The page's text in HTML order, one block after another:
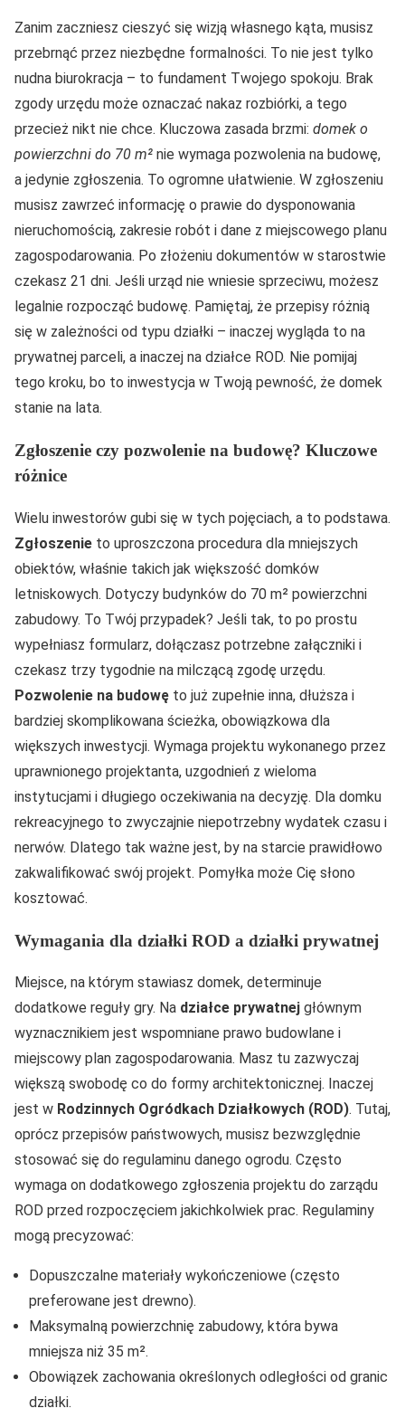
Zanim zaczniesz cieszyć się wizją własnego kąta, musisz
przebrnąć przez niezbędne formalności. To nie jest tylko
nudna biurokracja – to fundament Twojego spokoju. Brak
zgody urzędu może oznaczać nakaz rozbiórki, a tego
przecież nikt nie chce. Kluczowa zasada brzmi: domek o
powierzchni do 70 m² nie wymaga pozwolenia na budowę,
a jedynie zgłoszenia. To ogromne ułatwienie. W zgłoszeniu
musisz zawrzeć informację o prawie do dysponowania
nieruchomością, zakresie robót i dane z miejscowego planu
zagospodarowania. Po złożeniu dokumentów w starostwie
czekasz 21 dni. Jeśli urząd nie wniesie sprzeciwu, możesz
legalnie rozpocząć budowę. Pamiętaj, że przepisy różnią
się w zależności od typu działki – inaczej wygląda to na
prywatnej parceli, a inaczej na działce ROD. Nie pomijaj
tego kroku, bo to inwestycja w Twoją pewność, że domek
stanie na lata.
Zgłoszenie czy pozwolenie na budowę? Kluczowe
różnice
Wielu inwestorów gubi się w tych pojęciach, a to podstawa.
Zgłoszenie to uproszczona procedura dla mniejszych
obiektów, właśnie takich jak większość domków
letniskowych. Dotyczy budynków do 70 m² powierzchni
zabudowy. To Twój przypadek? Jeśli tak, to po prostu
wypełniasz formularz, dołączasz potrzebne załączniki i
czekasz trzy tygodnie na milczącą zgodę urzędu.
Pozwolenie na budowę to już zupełnie inna, dłuższa i
bardziej skomplikowana ścieżka, obowiązkowa dla
większych inwestycji. Wymaga projektu wykonanego przez
uprawnionego projektanta, uzgodnień z wieloma
instytucjami i długiego oczekiwania na decyzję. Dla domku
rekreacyjnego to zwyczajnie niepotrzebny wydatek czasu i
nerwów. Dlatego tak ważne jest, by na starcie prawidłowo
zakwalifikować swój projekt. Pomyłka może Cię słono
kosztować.
Wymagania dla działki ROD a działki prywatnej
Miejsce, na którym stawiasz domek, determinuje
dodatkowe reguły gry. Na działce prywatnej głównym
wyznacznikiem jest wspomniane prawo budowlane i
miejscowy plan zagospodarowania. Masz tu zazwyczaj
większą swobodę co do formy architektonicznej. Inaczej
jest w Rodzinnych Ogródkach Działkowych (ROD). Tutaj,
oprócz przepisów państwowych, musisz bezwzględnie
stosować się do regulaminu danego ogrodu. Często
wymaga on dodatkowego zgłoszenia projektu do zarządu
ROD przed rozpoczęciem jakichkolwiek prac. Regulaminy
mogą precyzować:
Dopuszczalne materiały wykończeniowe (często
preferowane jest drewno).
Maksymalną powierzchnię zabudowy, która bywa
mniejsza niż 35 m².
Obowiązek zachowania określonych odległości od granic
działki.